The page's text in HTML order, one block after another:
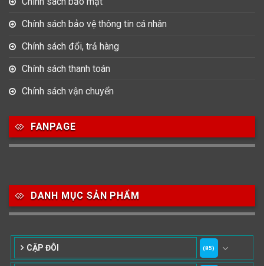
Chính sách bảo vệ thông tin cá nhân
Chính sách đổi, trả hàng
Chính sách thanh toán
Chính sách vận chuyển
FANPAGE
DANH MỤC SẢN PHẨM
CẶP ĐÔI (85)